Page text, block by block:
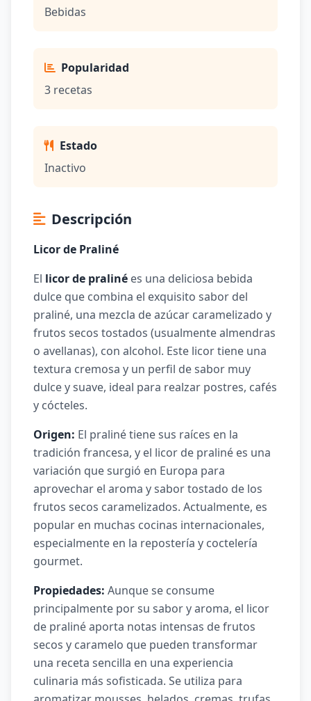
Bebidas
Popularidad
3 recetas
Estado
Inactivo
Descripción
Licor de Praliné
El licor de praliné es una deliciosa bebida
dulce que combina el exquisito sabor del
praliné, una mezcla de azúcar caramelizado y
frutos secos tostados (usualmente almendras
o avellanas), con alcohol. Este licor tiene una
textura cremosa y un perfil de sabor muy
dulce y suave, ideal para realzar postres, cafés
y cócteles.
Origen: El praliné tiene sus raíces en la
tradición francesa, y el licor de praliné es una
variación que surgió en Europa para
aprovechar el aroma y sabor tostado de los
frutos secos caramelizados. Actualmente, es
popular en muchas cocinas internacionales,
especialmente en la repostería y coctelería
gourmet.
Propiedades: Aunque se consume
principalmente por su sabor y aroma, el licor
de praliné aporta notas intensas de frutos
secos y caramelo que pueden transformar
una receta sencilla en una experiencia
culinaria más sofisticada. Se utiliza para